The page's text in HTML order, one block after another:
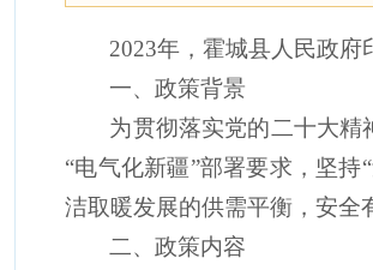
2023年，霍城县人民政
一、政策背景
为贯彻落实党的二十大精
“电气化新疆”部署要求，坚持
洁取暖发展的供需平衡，安全
二、政策内容